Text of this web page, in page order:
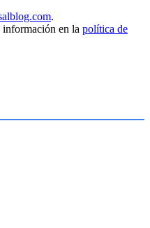
.
información en la política de